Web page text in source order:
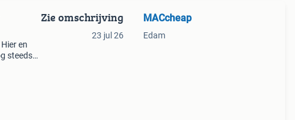
en
steeds
Zie omschrijving
23 jul 26
MACcheap
Edam